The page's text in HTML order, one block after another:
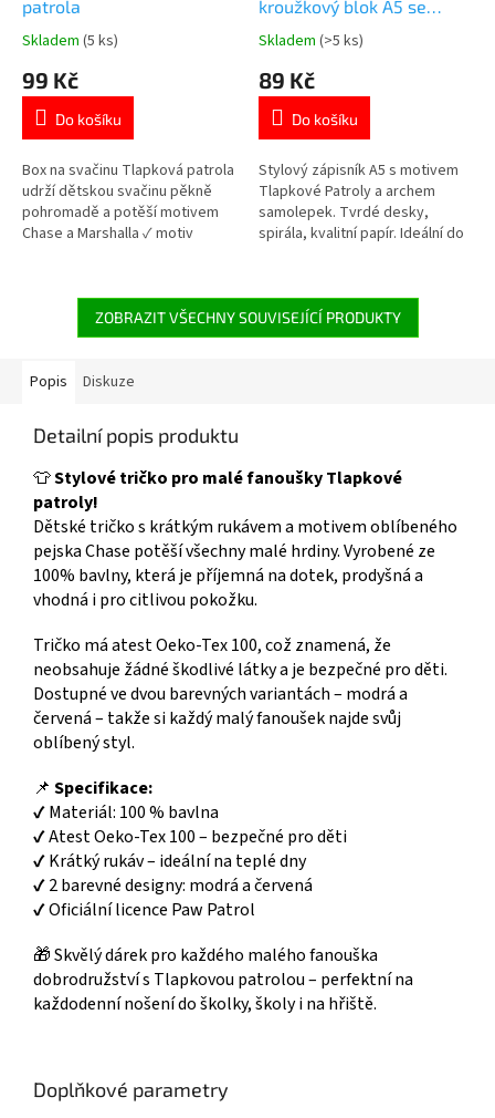
patrola
Průměrné
produktu
4,9
5
hvězdiček.
Skladem (5 ks)
99 Kč
Do košíku
Box na svačinu Tlapková patrola
udrží dětskou svačinu pěkně
pohromadě a potěší motivem
Chase a Marshalla ✓ motiv
kompaktní a odolné provedení
👉 Více produktů s motivem
Tlapková patrola
kroužkový blok A5 se
samolepkami
Průměrné
produktu
5,0
5
hvězdiček.
Skladem (>5 ks)
89 Kč
Do košíku
Stylový zápisník A5 s motivem
Tlapkové Patroly a archem
samolepek. Tvrdé desky,
spirála, kvalitní papír. Ideální do
👉 TLAPKOVÉ PATROLY
ZOBRAZIT VŠECHNY SOUVISEJÍCÍ PRODUKTY
Popis Diskuze
Detailní popis produktu
👕Stylové tričko pro malé fanoušky Tlapkové
patroly!
Dětské tričko s krátkým rukávem a motivem oblíbeného
pejska Chase potěší všechny malé hrdiny. Vyrobené ze
100% bavlny, která je příjemná na dotek, prodyšná a
vhodná i pro citlivou pokožku.
Tričko má atest Oeko-Tex 100, což znamená, že
neobsahuje žádné škodlivé látky a je bezpečné pro děti.
Dostupné ve dvou barevných variantách – modrá a
červená – takže si každý malý fanoušek najde svůj
oblíbený styl.
📌 Specifikace:
✔ Materiál: 100 % bavlna
✔ Atest Oeko-Tex 100 – bezpečné pro děti
✔ Krátký rukáv – ideální na teplé dny
✔ 2 barevné designy: modrá a červená
✔ Oficiální licence Paw Patrol
🎁 Skvělý dárek pro každého malého fanouška
dobrodružství s Tlapkovou patrolou – perfektní na
každodenní nošení do školky, školy i na hřiště.
Doplňkové parametry